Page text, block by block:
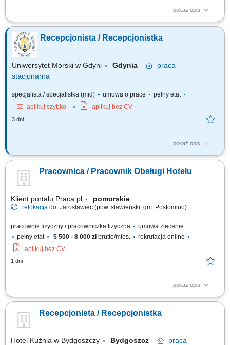
pokaż opis
Jak wygląda dzień w pracy? Mówisz “dzień dobry” kilkadziesiąt razy
dziennie Ogarniasz rezerwacje, faktury, zameldowania i wymeldowania
Czasem odpowiadasz na pytanie: “a gdzie tu jest najlepszy kebab?” jak
dotrzeć do rynku Sprzedajesz usługi dodatkowe, ale bez spiny – po
prostu...
Recepcjonista / Recepcjonistka
Uniwersytet Morski w Gdyni Gdynia
praca
stacjonarna
specjalista / specjalistka (mid) umowa o pracę
pełny etat
aplikuj szybko
aplikuj bez CV
3 dni
pokaż opis
Stanowisko: Recepcjonista/ka SDM - Dział Domów Studenckich/ Pion
Dział Domów Studenckich/ Pion Kanclerza Opis stanowiska:
profesjonalna obsługa gości hotelowych; prowadzenie rozliczenia
Pracownica / Pracownik Obsługi Hotelu
Klient portalu Praca.pl pomorskie
relokacja do: Jarosławiec (pow. sławieński, gm. Postomino)
pracownik fizyczny / pracowniczka fizyczna
umowa zlecenie
pełny etat
5 500 - 8 000 złbrutto/mies.
rekrutacja online
aplikuj bez CV
1 dni
pokaż opis
sprzątanie i przygotowywanie pokoi dla gości, pomoc w restauracji
Recepcjonista / Recepcjonistka
Hotel Kuźnia w Bydgoszczy Bydgoszcz
praca